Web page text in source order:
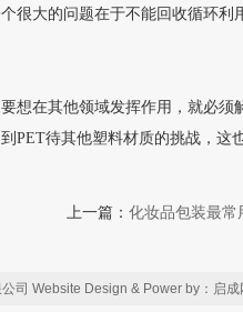
很大的问题在于不能回收循环
想在其他领域发挥作用，就必
PET待其他塑料材质的挑战，这
上一篇： 化妆品包装最常
司 Website Design & Power by：启